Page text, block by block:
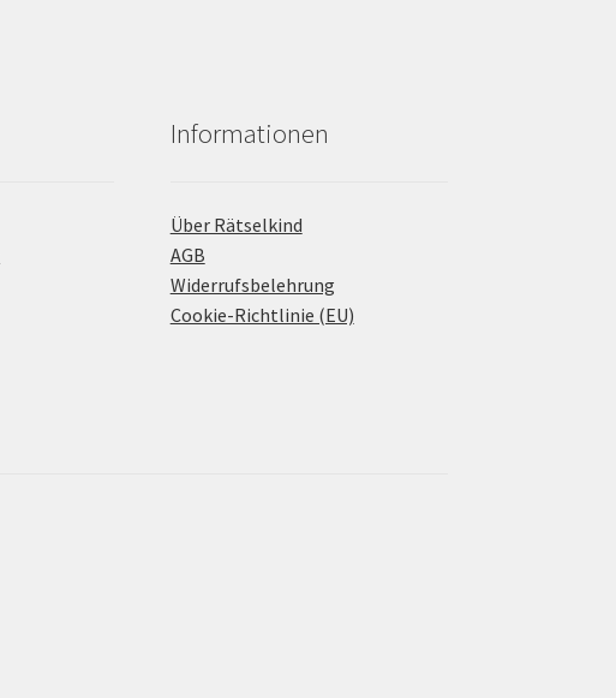
Informationen
Über Rätselkind
AGB
Widerrufsbelehrung
Cookie-Richtlinie (EU)